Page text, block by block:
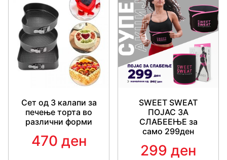
Сет од 3 калапи за
печење торта во
различни форми
470 ден
SWEET SWEAT
ПОЈАС ЗА
СЛАБЕЕЊЕ за
само 299ден
299 ден